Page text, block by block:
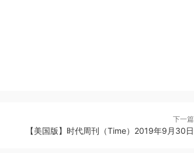
下一篇
【美国版】时代周刊（Time）2019年9月30日